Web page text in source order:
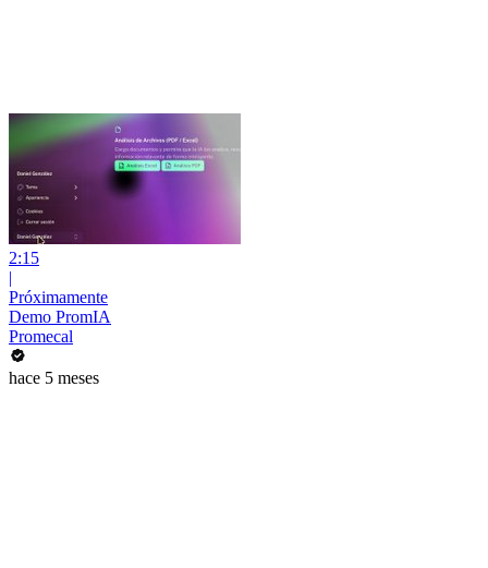
2:15
|
Próximamente
Demo PromIA
Promecal
hace 5 meses